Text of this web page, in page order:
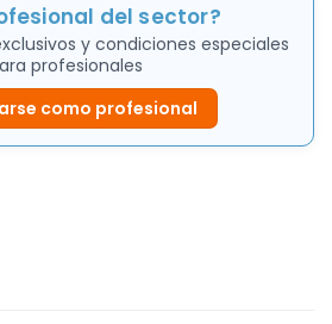
del sector?
y condiciones especiales
profesionales
como profesional